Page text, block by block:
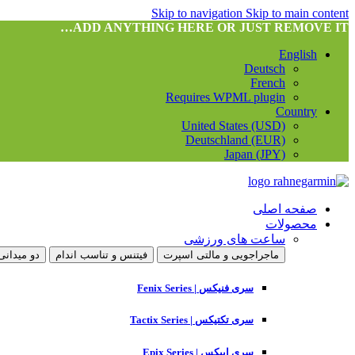
Skip to navigation Skip to main content
ADD ANYTHING HERE OR JUST REMOVE IT…
English
Deutsch
French
Requires WPML plugin
Country
United States (USD)
Deutschland (EUR)
Japan (JPY)
صفحه اصلی
محصولات
ساعت های ورزشی
ماجراجویی و مالتی اسپرت فیتنس و تناسب اندام دو
سری فنیکس | Fenix Series
سری تکتیکس | Tactix Series
سری اپیکس | Epix Series